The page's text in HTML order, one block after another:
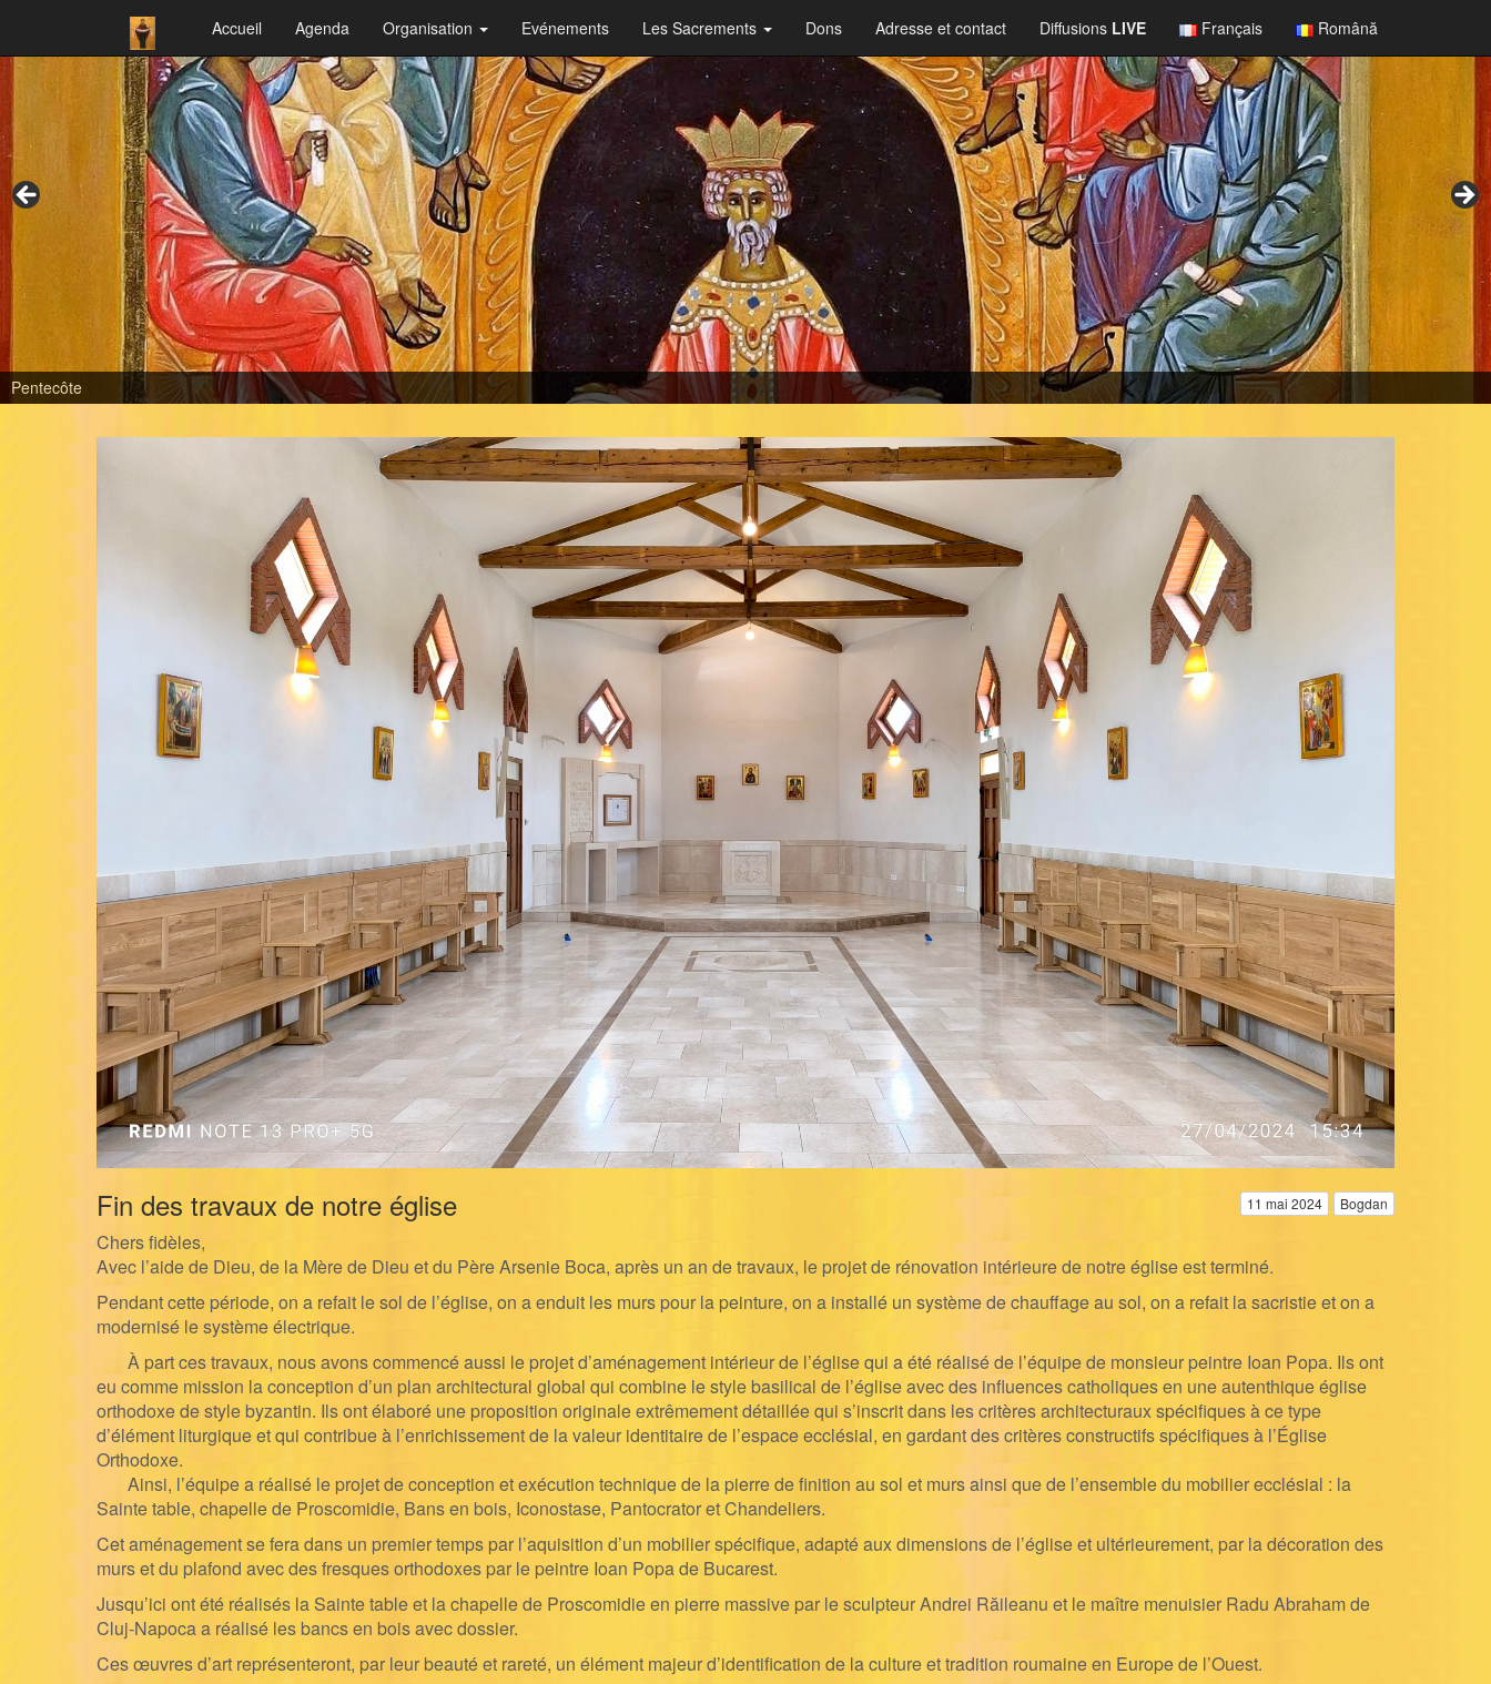
Accueil Agenda Organisation Evénements Les Sacrements Dons Adresse et contact Diffusions LIVE Français Română
Dormition de la Mère de Dieu
11 mai 2024 Bogdan
Fin des travaux de notre église
Chers fidèles,
Avec l’aide de Dieu, de la Mère de Dieu et du Père Arsenie Boca, après un an de travaux, le projet de rénovation intérieure de notre église est terminé.
Pendant cette période, on a refait le sol de l’église, on a enduit les murs pour la peinture, on a installé un système de chauffage au sol, on a refait la sacristie et on a
modernisé le système électrique.
À part ces travaux, nous avons commencé aussi le projet d’aménagement intérieur de l’église qui a été réalisé de l’équipe de monsieur peintre Ioan Popa. Ils ont
eu comme mission la conception d’un plan architectural global qui combine le style basilical de l’église avec des influences catholiques en une autenthique église
orthodoxe de style byzantin. Ils ont élaboré une proposition originale extrêmement détaillée qui s’inscrit dans les critères architecturaux spécifiques à ce type
d’élément liturgique et qui contribue à l’enrichissement de la valeur identitaire de l’espace ecclésial, en gardant des critères constructifs spécifiques à l’Église
Orthodoxe.
Ainsi, l’équipe a réalisé le projet de conception et exécution technique de la pierre de finition au sol et murs ainsi que de l’ensemble du mobilier ecclésial : la
Sainte table, chapelle de Proscomidie, Bans en bois, Iconostase, Pantocrator et Chandeliers.
Cet aménagement se fera dans un premier temps par l’aquisition d’un mobilier spécifique, adapté aux dimensions de l’église et ultérieurement, par la décoration des
murs et du plafond avec des fresques orthodoxes par le peintre Ioan Popa de Bucarest.
Jusqu’ici ont été réalisés la Sainte table et la chapelle de Proscomidie en pierre massive par le sculpteur Andrei Răileanu et le maître menuisier Radu Abraham de
Cluj-Napoca a réalisé les bancs en bois avec dossier.
Ces œuvres d’art représenteront, par leur beauté et rareté, un élément majeur d’identification de la culture et tradition roumaine en Europe de l’Ouest.